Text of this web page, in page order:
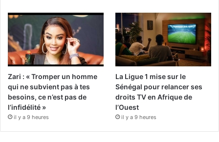
Zari : « Tromper un homme
qui ne subvient pas à tes
besoins, ce n’est pas de
l’infidélité »
il y a 9 heures
La Ligue 1 mise sur le
Sénégal pour relancer ses
droits TV en Afrique de
l’Ouest
il y a 9 heures